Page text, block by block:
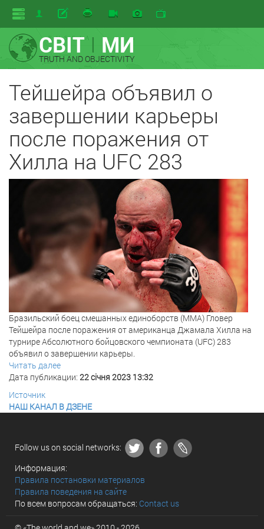
СВІТI МИ
TRUTH AND OBJECTIVITY
Тейшейра объявил о
завершении карьеры
после поражения от
Хилла на UFC 283
Бразильский боец смешанных единоборств (MMA) Гловер
Тейшейра после поражения от американца Джамала Хилла на
турнире Абсолютного бойцовского чемпионата (UFC) 283
объявил о завершении карьеры.
Читать далее
Дата публикации: 22 січня 2023 13:32
Источник
НАШ КАНАЛ В ДЗЕНЕ
Follow us on social networks:
Информация:
Правила постановки материалов
Правила поведения на сайте
По всем вопросам обращаться: Contact us